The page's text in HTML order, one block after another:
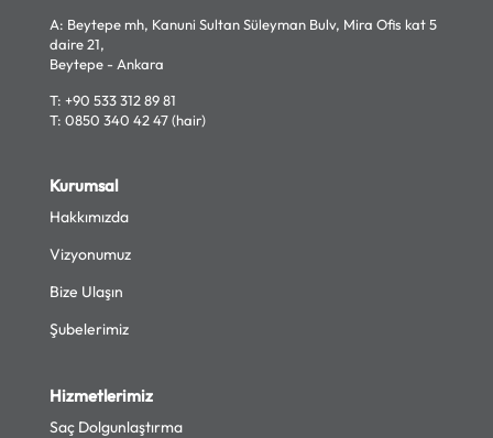
A: Beytepe mh, Kanuni Sultan Süleyman Bulv, Mira Ofis kat 5
daire 21,
Beytepe - Ankara
T: +90 533 312 89 81
T: 0850 340 42 47 (hair)
Kurumsal
Hakkımızda
Vizyonumuz
Bize Ulaşın
Şubelerimiz
Hizmetlerimiz
Saç Dolgunlaştırma